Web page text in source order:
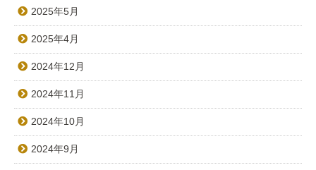
2025年5月
2025年4月
2024年12月
2024年11月
2024年10月
2024年9月